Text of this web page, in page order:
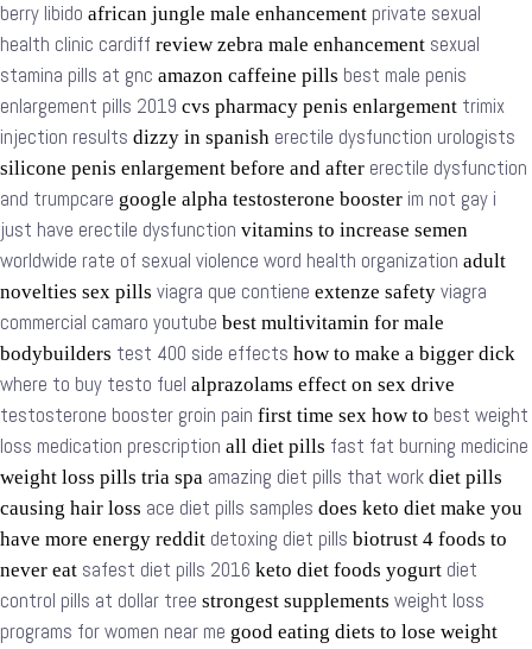
berry libido african jungle male enhancement private sexual
health clinic cardiff review zebra male enhancement sexual
stamina pills at gnc amazon caffeine pills best male penis
enlargement pills 2019 cvs pharmacy penis enlargement trimix
injection results dizzy in spanish erectile dysfunction urologists
silicone penis enlargement before and after erectile dysfunction
and trumpcare google alpha testosterone booster im not gay i
just have erectile dysfunction vitamins to increase semen
worldwide rate of sexual violence word health organization adult
novelties sex pills viagra que contiene extenze safety viagra
commercial camaro youtube best multivitamin for male
bodybuilders test 400 side effects how to make a bigger dick
where to buy testo fuel alprazolams effect on sex drive
testosterone booster groin pain first time sex how to best weight
loss medication prescription all diet pills fast fat burning medicine
weight loss pills tria spa amazing diet pills that work diet pills
causing hair loss ace diet pills samples does keto diet make you
have more energy reddit detoxing diet pills biotrust 4 foods to
never eat safest diet pills 2016 keto diet foods yogurt diet
control pills at dollar tree strongest supplements weight loss
programs for women near me good eating diets to lose weight